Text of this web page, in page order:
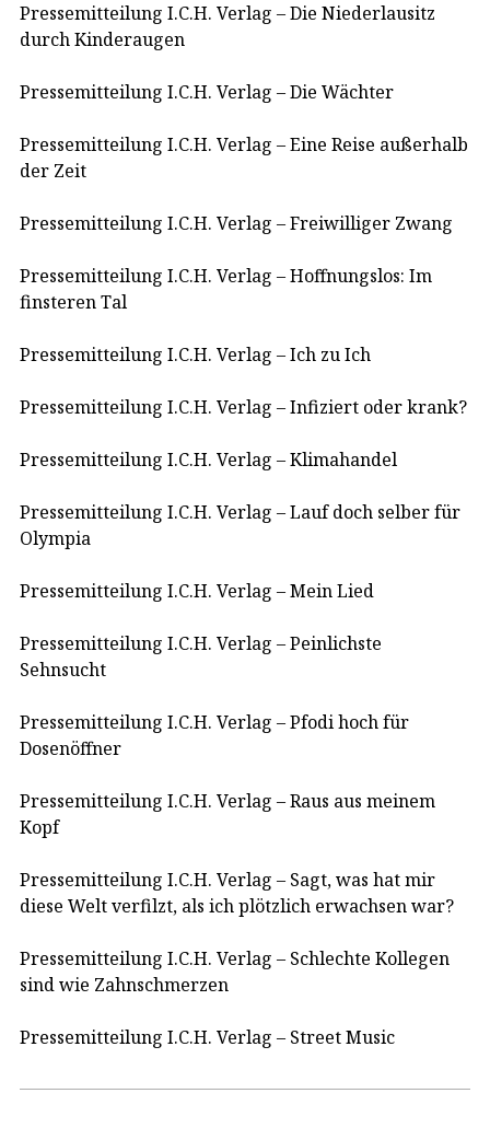
Pressemitteilung I.C.H. Verlag – Die Niederlausitz
durch Kinderaugen
Pressemitteilung I.C.H. Verlag – Die Wächter
Pressemitteilung I.C.H. Verlag – Eine Reise außerhalb
der Zeit
Pressemitteilung I.C.H. Verlag – Freiwilliger Zwang
Pressemitteilung I.C.H. Verlag – Hoffnungslos: Im
finsteren Tal
Pressemitteilung I.C.H. Verlag – Ich zu Ich
Pressemitteilung I.C.H. Verlag – Infiziert oder krank?
Pressemitteilung I.C.H. Verlag – Klimahandel
Pressemitteilung I.C.H. Verlag – Lauf doch selber für
Olympia
Pressemitteilung I.C.H. Verlag – Mein Lied
Pressemitteilung I.C.H. Verlag – Peinlichste
Sehnsucht
Pressemitteilung I.C.H. Verlag – Pfodi hoch für
Dosenöffner
Pressemitteilung I.C.H. Verlag – Raus aus meinem
Kopf
Pressemitteilung I.C.H. Verlag – Sagt, was hat mir
diese Welt verfilzt, als ich plötzlich erwachsen war?
Pressemitteilung I.C.H. Verlag – Schlechte Kollegen
sind wie Zahnschmerzen
Pressemitteilung I.C.H. Verlag – Street Music